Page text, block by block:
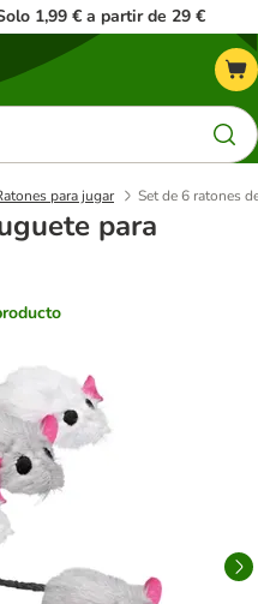
1,99 € a partir de 29 €
para jugar Set de 6 ratones
para